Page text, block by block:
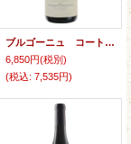
ブルゴーニュ コート ドール シャルドネ 2023 アミオ セルヴェル
6,850円(税別)
(税込: 7,535円)